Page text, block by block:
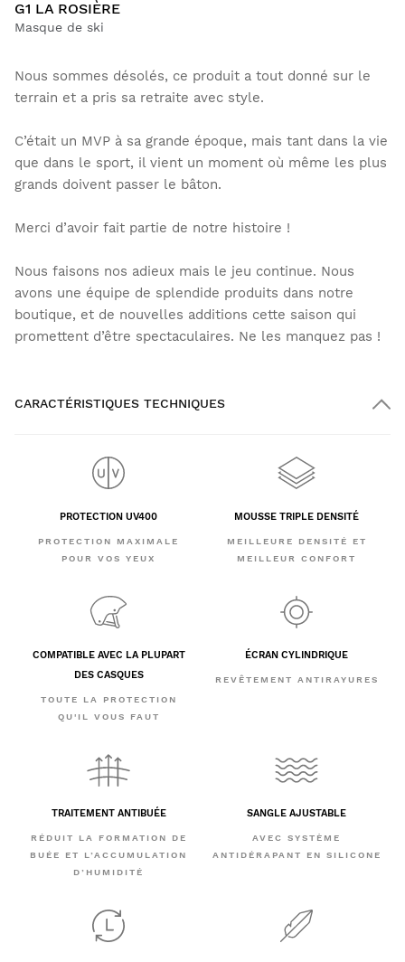
G1 LA ROSIÈRE
Masque de ski
Nous sommes désolés, ce produit a tout donné sur le
terrain et a pris sa retraite avec style.
C’était un MVP à sa grande époque, mais tant dans la vie
que dans le sport, il vient un moment où même les plus
grands doivent passer le bâton.
Merci d’avoir fait partie de notre histoire !
Nous faisons nos adieux mais le jeu continue. Nous
avons une équipe de splendide produits dans notre
boutique, et de nouvelles additions cette saison qui
promettent d’être spectaculaires. Ne les manquez pas !
CARACTÉRISTIQUES TECHNIQUES
PROTECTION UV400
PROTECTION MAXIMALE
POUR VOS YEUX
MOUSSE TRIPLE DENSITÉ
MEILLEURE DENSITÉ ET
MEILLEUR CONFORT
COMPATIBLE AVEC LA PLUPART
DES CASQUES
TOUTE LA PROTECTION
QU'IL VOUS FAUT
ÉCRAN CYLINDRIQUE
REVÊTEMENT ANTIRAYURES
TRAITEMENT ANTIBUÉE
RÉDUIT LA FORMATION DE
BUÉE ET L’ACCUMULATION
D’HUMIDITÉ
SANGLE AJUSTABLE
AVEC SYSTÈME
ANTIDÉRAPANT EN SILICONE